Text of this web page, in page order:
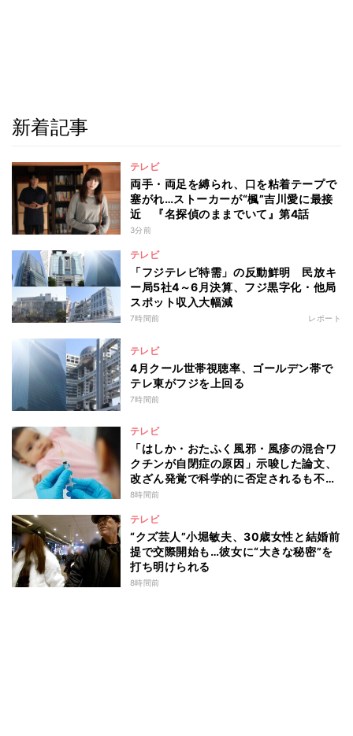
新着記事
テレビ
両手・両足を縛られ、口を粘着テープで
塞がれ…ストーカーが“楓”吉川愛に最接
近 『名探偵のままでいて』第4話
3分前
テレビ
「フジテレビ特需」の反動鮮明 民放キ
ー局5社4～6月決算、フジ黒字化・他局
スポット収入大幅減
7時間前 レポート
テレビ
4月クール世帯視聴率、ゴールデン帯で
テレ東がフジを上回る
7時間前
テレビ
「はしか・おたふく風邪・風疹の混合ワ
クチンが自閉症の原因」示唆した論文、
改ざん発覚で科学的に否定されるも不安
消えず…科学者たちの反証はなぜ届かな
8時間前
テレビ
“クズ芸人”小堀敏夫、30歳女性と結婚前
提で交際開始も…彼女に“大きな秘密”を
打ち明けられる
8時間前